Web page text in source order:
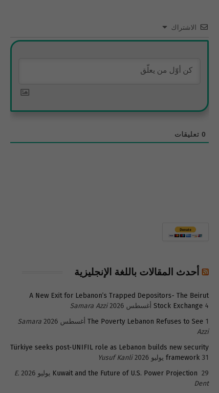
الاشتراك
0 تعليقات
أحدث المقالات باللغة الإنجليزية
A New Exit for Lebanon’s Trapped Depositors- The Beirut
Stock Exchange 4 أغسطس 2026
Samara Azzi
The Poverty Lebanon Refuses to See 1 أغسطس 2026
Samara
Azzi
Türkiye seeks post-UNIFIL role as Lebanon builds new security
framework 31 يوليو 2026
Yusuf Kanli
Kuwait and the Future of U.S. Power Projection 29 يوليو 2026
E.
Dent